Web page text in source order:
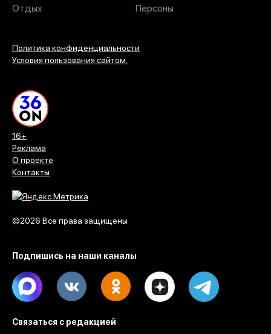
16+
Реклама
О проекте
Контакты
©2026 Все права защищены
Отдых
Персоны
Политика конфиденциальности
Условия пользования сайтом.
Подпишись на наши каналы
Max Dzen
Связаться с редакцией